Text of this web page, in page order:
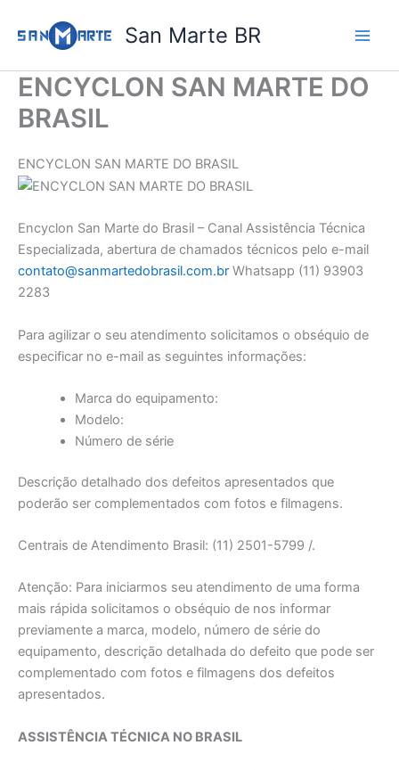
para
conteúdo
San Marte BR
ENCYCLON SAN MARTE DO
BRASIL​
ENCYCLON SAN MARTE DO BRASIL
Encyclon San Marte do Brasil – Canal Assistência Técnica
Especializada, abertura de chamados técnicos pelo e-mail
contato@sanmartedobrasil.com.br Whatsapp (11) 93903
2283
Para agilizar o seu atendimento solicitamos o obséquio de
especificar no e-mail as seguintes informações:
Marca do equipamento:
Modelo:
Número de série
Descrição detalhado dos defeitos apresentados que
poderão ser complementados com fotos e filmagens.
Centrais de Atendimento Brasil: (11) 2501-5799 /.
Atenção: Para iniciarmos seu atendimento de uma forma
mais rápida solicitamos o obséquio de nos informar
previamente a marca, modelo, número de série do
equipamento, descrição detalhada do defeito que pode ser
complementado com fotos e filmagens dos defeitos
apresentados.
ASSISTÊNCIA TÉCNICA NO BRASIL